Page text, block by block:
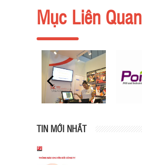
Mục Liên Quan
TIN MỚI NHẤT